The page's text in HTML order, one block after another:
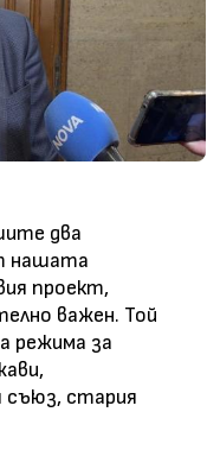
два
нашата
проект,
важен. Той
режима за
съюз, стария